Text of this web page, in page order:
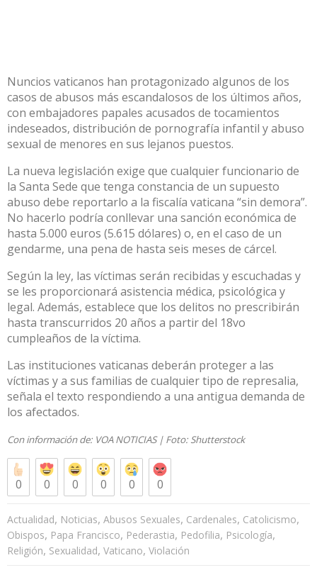
Nuncios vaticanos han protagonizado algunos de los
casos de abusos más escandalosos de los últimos años,
con embajadores papales acusados de tocamientos
indeseados, distribución de pornografía infantil y abuso
sexual de menores en sus lejanos puestos.
La nueva legislación exige que cualquier funcionario de
la Santa Sede que tenga constancia de un supuesto
abuso debe reportarlo a la fiscalía vaticana “sin demora”.
No hacerlo podría conllevar una sanción económica de
hasta 5.000 euros (5.615 dólares) o, en el caso de un
gendarme, una pena de hasta seis meses de cárcel.
Según la ley, las víctimas serán recibidas y escuchadas y
se les proporcionará asistencia médica, psicológica y
legal. Además, establece que los delitos no prescribirán
hasta transcurridos 20 años a partir del 18vo
cumpleaños de la víctima.
Las instituciones vaticanas deberán proteger a las
víctimas y a sus familias de cualquier tipo de represalia,
señala el texto respondiendo a una antigua demanda de
los afectados.
Con información de: VOA NOTICIAS| Foto: Shutterstock
0 0 0 0 0 0
Actualidad, Noticias, Abusos Sexuales, Cardenales, Catolicismo,
Obispos, Papa Francisco, Pederastia, Pedofilia, Psicología,
Religión, Sexualidad, Vaticano, Violación